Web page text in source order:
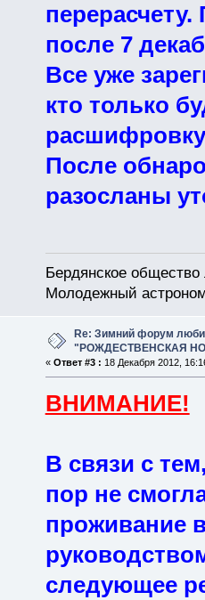
после 7
Все уже
кто только
После
разосланы
Бердянское
Молодежный
Re: Зимний форум
"РОЖДЕСТВЕНСКАЯ
« Ответ #3 : 18 Декабря 2012,
ВНИМАНИЕ!
В связи с
пор не
проживание
следующее